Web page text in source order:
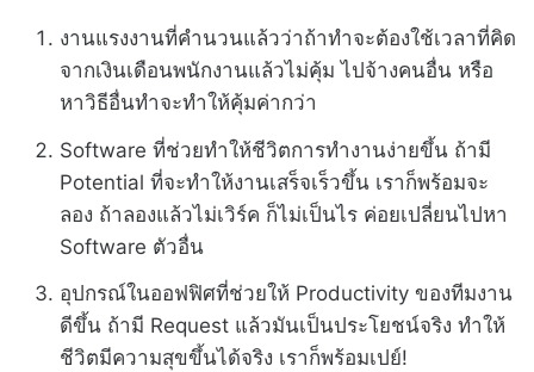
งานแรงงานที่คำนวนแล้วว่าถ้าทำจะต้องใช้เวลาที่คิด
จากเงินเดือนพนักงานแล้วไม่คุ้ม ไปจ้างคนอื่น หรือ
หาวิธีอื่นทำจะทำให้คุ้มค่ากว่า
Software ที่ช่วยทำให้ชีวิตการทำงานง่ายขึ้น ถ้ามี
Potential ที่จะทำให้งานเสร็จเร็วขึ้น เราก็พร้อมจะ
ลอง ถ้าลองแล้วไม่เวิร์ค ก็ไม่เป็นไร ค่อยเปลี่ยนไปหา
Software ตัวอื่น
อุปกรณ์ในออฟฟิศที่ช่วยให้ Productivity ของทีมงาน
ดีขึ้น ถ้ามี Request แล้วมันเป็นประโยชน์จริง ทำให้
ชีวิตมีความสุขขึ้นได้จริง เราก็พร้อมเปย์!